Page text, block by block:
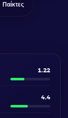
Παίκτες
1.22
4.4